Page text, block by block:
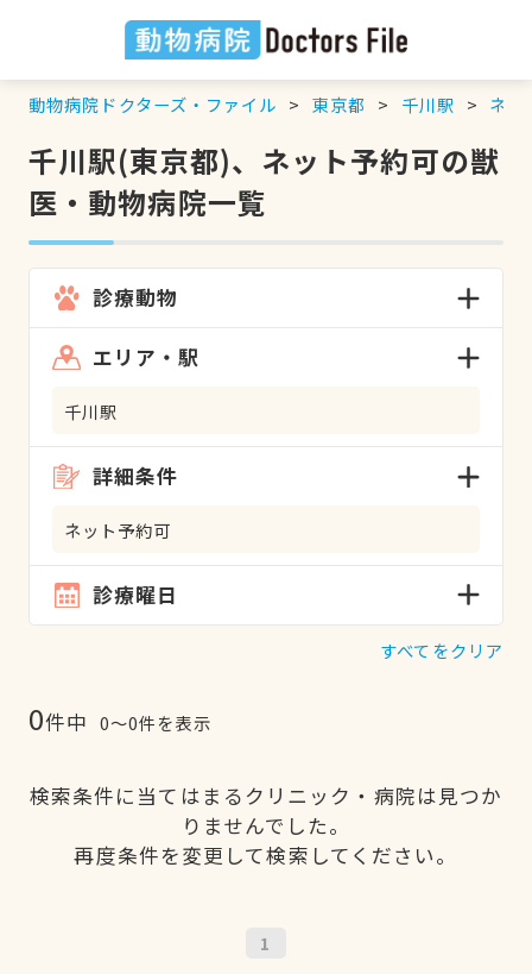
動物病院ドクターズ・ファイル 東京都 千川駅 ネッ
千川駅(東京都)、ネット予約可の獣
医・動物病院一覧
診療動物
エリア・駅
千川駅
詳細条件
ネット予約可
診療曜日
すべてをクリア
0件中 0〜0件を表示
検索条件に当てはまるクリニック・病院は見つか
りませんでした。
再度条件を変更して検索してください。
1